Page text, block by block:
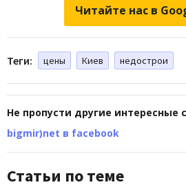
Читайте нас в
Теги: цены Киев недострои
Не пропусти другие интересные
bigmir)net в facebook
Статьи по теме